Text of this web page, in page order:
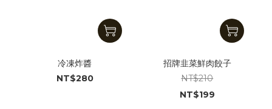
冷凍炸醬
NT$280
招牌韭菜鮮肉餃子
NT$210
NT$199